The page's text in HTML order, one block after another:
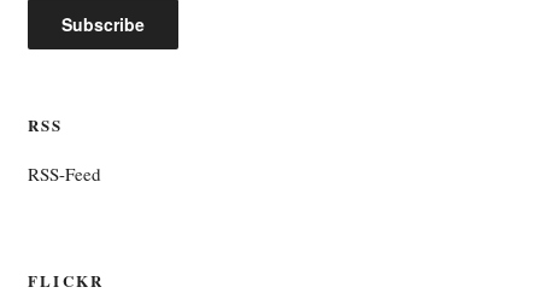
RSS
RSS-Feed
FLICKR